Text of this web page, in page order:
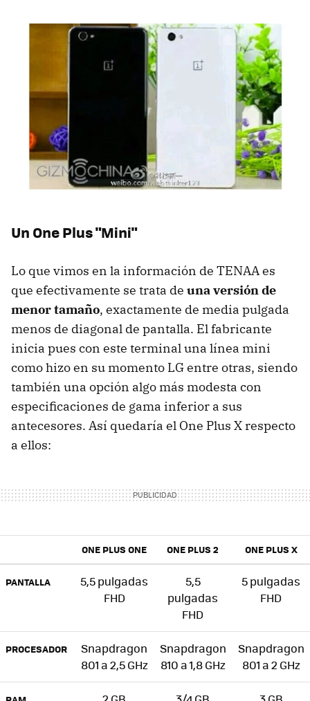
Un One Plus "Mini"
Lo que vimos en la información de TENAA es
que efectivamente se trata de una versión de
menor tamaño, exactamente de media pulgada
menos de diagonal de pantalla. El fabricante
inicia pues con este terminal una línea mini
como hizo en su momento LG entre otras, siendo
también una opción algo más modesta con
especificaciones de gama inferior a sus
antecesores. Así quedaría el One Plus X respecto
a ellos:
ONE PLUS ONE ONE PLUS 2 ONE PLUS X
PANTALLA
5,5 pulgadas
FHD
5,5
pulgadas
FHD
5 pulgadas
FHD
PROCESADOR
Snapdragon
801 a 2,5 GHz
Snapdragon
810 a 1,8 GHz
Snapdragon
801 a 2 GHz